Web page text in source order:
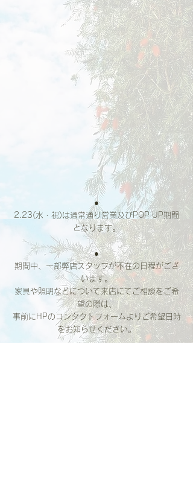
●
2.23(水・祝)は通常通り営業及びPOP UP期間
となります。
●
期間中、一部弊店スタッフが不在の日程がござ
います。
家具や照明などについて来店にてご相談をご希
望の際は、
事前にHPのコンタクトフォームよりご希望日時
をお知らせください。